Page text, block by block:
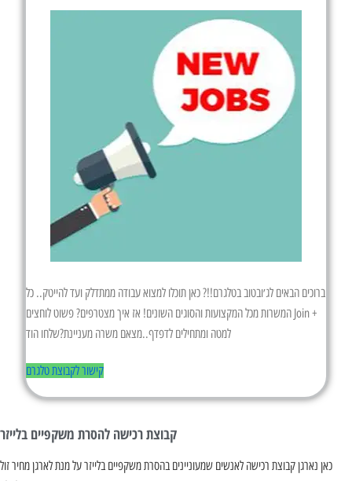
ברוכים הבאים לג׳ובטוב בטלגרם!!? כאן תוכלו למצוא עבודה ממתדלק ועד להייטק.. כל
המשרות מכל המקצועות והסוגים השונים! אז איך מצטרפים? פשוט לוחצים Join +
למטה ומתחילים לדפדף..מצאם משרה מעניינת?שלחו הוד
קישור לקבוצת טלגרם
קבוצת רכישה להסרת משקפיים בלייזר
כאן נארגן קבוצת רכישה לאנשים שמעוניינים בהסרת משקפיים בלייזר על מנת לארגן מחיר זול